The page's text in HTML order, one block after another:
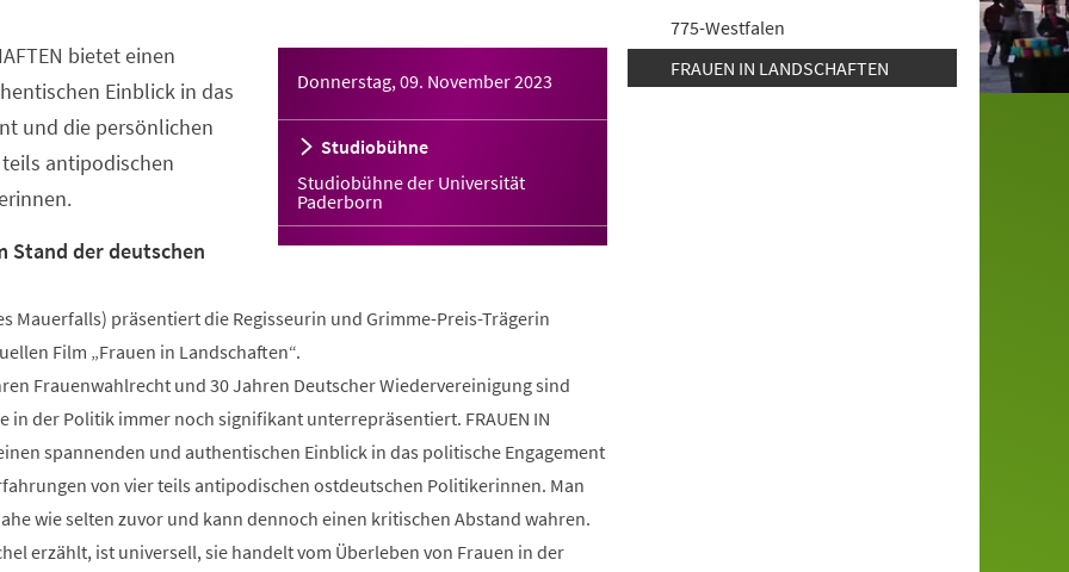
Donnerstag, 09. November 2023
Studiobühne
Studiobühne der Universität
Paderborn
bietet einen
Einblick in das
und die persönlichen
antipodischen
Stand der deutschen
Mauerfalls) präsentiert die Regisseurin und Grimme-Preis-Trägerin
Film „Frauen in Landschaften“.
Frauenwahlrecht und 30 Jahren Deutscher Wiedervereinigung sind
in der Politik immer noch signifikant unterrepräsentiert. FRAUEN IN
spannenden und authentischen Einblick in das politische Engagement
von vier teils antipodischen ostdeutschen Politikerinnen. Man
wie selten zuvor und kann dennoch einen kritischen Abstand wahren.
erzählt, ist universell, sie handelt vom Überleben von Frauen in der
775-Westfalen
FRAUEN IN LANDSCHAFTEN